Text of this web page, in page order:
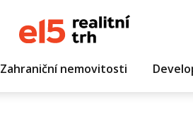
Zahraniční nemovitosti